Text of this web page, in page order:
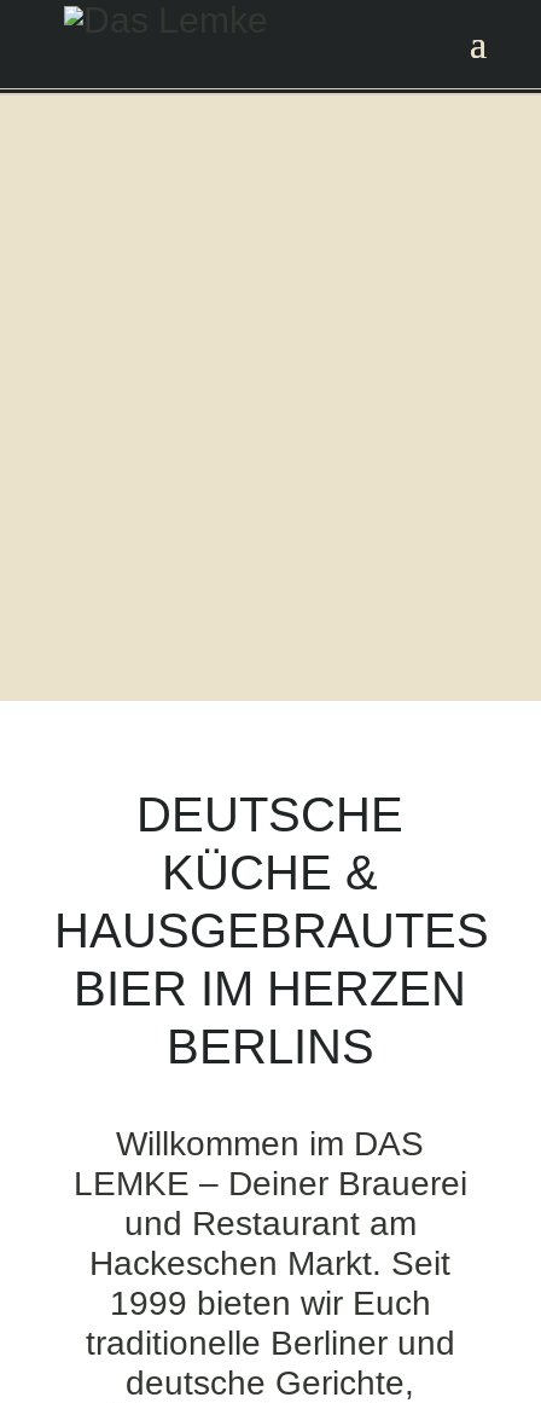
DEUTSCHE
KÜCHE &
HAUSGEBRAUTES
BIER IM HERZEN
BERLINS
Willkommen im DAS
LEMKE – Deiner Brauerei
und Restaurant am
Hackeschen Markt. Seit
1999 bieten wir Euch
traditionelle Berliner und
deutsche Gerichte,